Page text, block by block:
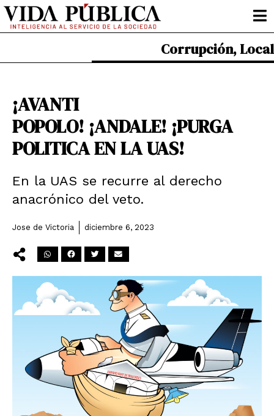
Ir
contenido
Corrupción,Local
¡AVANTI
POPOLO! ¡ANDALE! ¡PURGA
POLITICA EN LA UAS!
En la UAS se recurre al derecho
anacrónico del veto.
Jose de Victoria diciembre 6, 2023